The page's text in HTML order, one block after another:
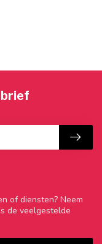
of diensten? Neem
de veelgestelde